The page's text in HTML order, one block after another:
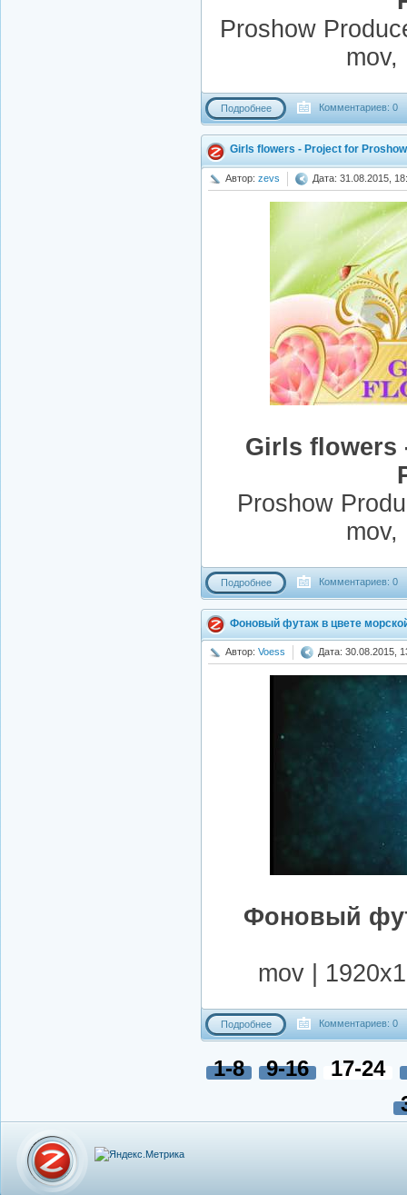
Proshow
mov,
Подробнее Комментариев: 0
Girls flowers - Project for
Автор: zevs Дата: 31.08.2015,
Girls flowers
Proshow
mov,
Подробнее Комментариев: 0
Фоновый футаж в цвете
Автор: Voess Дата: 30.08.2015,
Фоновый
mov |
Подробнее Комментариев: 0
1-8 9-16 17-24